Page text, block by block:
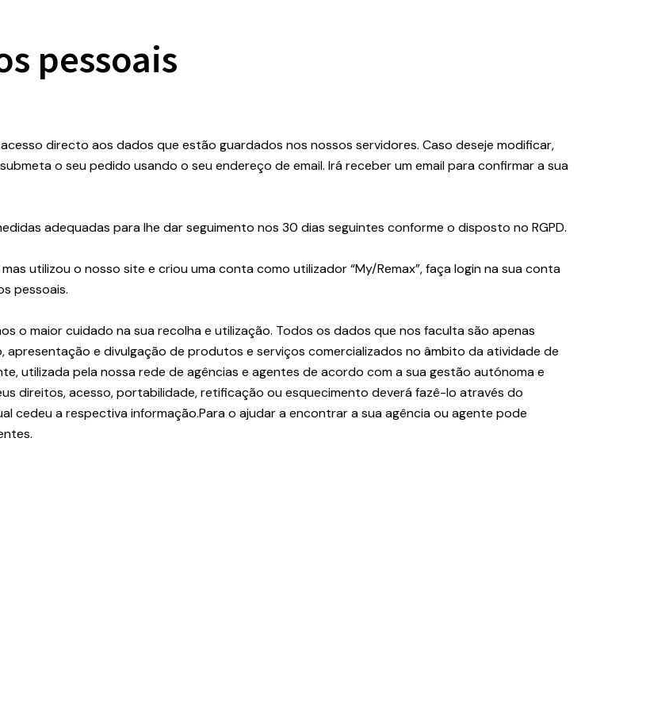
pessoais
directo aos dados que estão guardados nos nossos servidores. Caso deseje modificar,
o seu pedido usando o seu endereço de email. Irá receber um email para confirmar a sua
adequadas para lhe dar seguimento nos 30 dias seguintes conforme o disposto no RGPD.
utilizou o nosso site e criou uma conta como utilizador “My/Remax”, faça login na sua conta
pessoais.
o maior cuidado na sua recolha e utilização. Todos os dados que nos faculta são apenas
e divulgação de produtos e serviços comercializados no âmbito da atividade de
utilizada pela nossa rede de agências e agentes de acordo com a sua gestão autónoma e
direitos, acesso, portabilidade, retificação ou esquecimento deverá fazê-lo através do
cedeu a respectiva informação.Para o ajudar a encontrar a sua agência ou agente pode